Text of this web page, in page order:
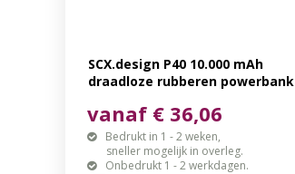
SCX.design P40 10.000 mAh
draadloze rubberen powerbank
vanaf € 36,06
Bedrukt in 1 - 2 weken,
sneller mogelijk in overleg.
Onbedrukt 1 - 2 werkdagen.